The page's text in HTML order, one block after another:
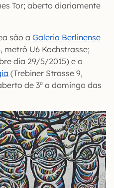
Tor; aberto diariamente
são a Galeria Berlinense
metrô U6 Kochstrasse;
dia 29/5/2015) e o
(Trebiner Strasse 9,
de 3ª a domingo das